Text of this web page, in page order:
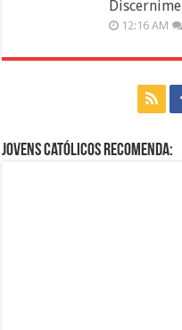
12:16 AM
Jovens Católicos Recomenda: